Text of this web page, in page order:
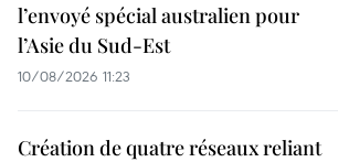
l’envoyé spécial australien pour
l’Asie du Sud-Est
10/08/2026 11:23
Création de quatre réseaux reliant